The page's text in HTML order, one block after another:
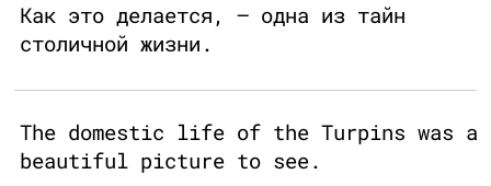
Как это делается, — одна из тайн
столичной жизни.
The domestic life of the Turpins was a
beautiful picture to see.